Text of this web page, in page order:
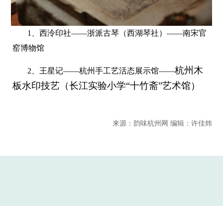
1、西泠印社——浙派古琴（西湖琴社）——南宋官
窑博物馆
2、王星记——杭州手工艺活态展示馆——杭州木
板水印技艺（长江实验小学“十竹斋”艺术馆）
来源：韵味杭州网 编辑：许佳炜